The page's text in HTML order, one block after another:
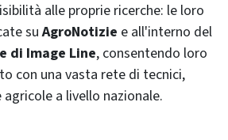
alle proprie ricerche: le loro
suAgroNotizie e all'interno del
di Image Line, consentendo loro
con una vasta rete di tecnici,
a livello nazionale.